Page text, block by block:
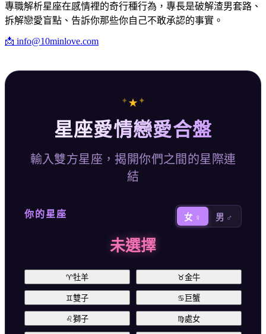
專職解析星座在感情裡的奇行種行為，專長是破解渣男套路、
拆解戀愛盲點、告訴你那些你自己不敢承認的事實。
📩 info@10minlove.com
✦ ★ ✦
星座愛情戀愛合盤
輸入雙方星座，揭開你們之間的星際連
結
你的星座 女 ♀ 男 ♂
未選擇
♈牡羊 ♉金牛
♊雙子 ♋ 巨蟹
♌獅子 ♍處女